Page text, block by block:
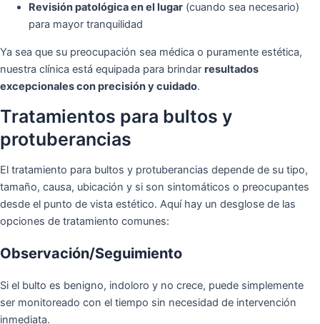
Revisión patológica en el lugar (cuando sea necesario)
para mayor tranquilidad
Ya sea que su preocupación sea médica o puramente estética,
nuestra clínica está equipada para brindar resultados
excepcionales con precisión y cuidado.
Tratamientos para bultos y
protuberancias
El tratamiento para bultos y protuberancias depende de su tipo,
tamaño, causa, ubicación y si son sintomáticos o preocupantes
desde el punto de vista estético. Aquí hay un desglose de las
opciones de tratamiento comunes:
Observación/Seguimiento
Si el bulto es benigno, indoloro y no crece, puede simplemente
ser monitoreado con el tiempo sin necesidad de intervención
inmediata.